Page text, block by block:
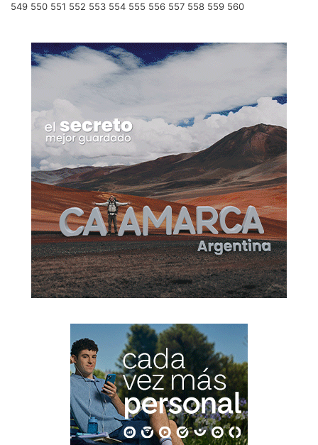
549 550 551 552 553 554 555 556 557 558 559 560